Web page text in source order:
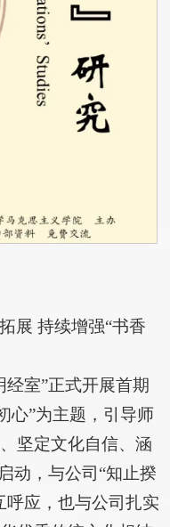
展 持续增强“书香
室”正式开展首期
心”为主题，引导师
坚定文化自信、涵
动，与公司“知止揆
呼应，也与公司扎实